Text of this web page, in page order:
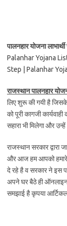
पालनहार योजना
Palanhar Yojana
Step | Palanhar
राजस्थान पालनहार
लिए शुरू की गयी है जिसके
को पूरी कागजी
सहारा भी मिलेगा और
राजस्थान सरकार द्वारा
और आज हम आपको हमारे
दे रहे है व सरकार ने इस
अपने घर बैठे ही ऑनलाइन
समझाई है कृपया